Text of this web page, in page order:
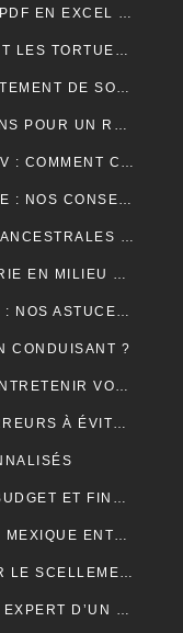
CONVERTIR UN RELEVÉ BANCAIRE PDF EN EXCEL : UNE ÉTAPE CLÉ POUR MIEUX GÉRER SES FINANCES
LES ERREURS À ÉVITER EN VISITANT LES TORTUES D’AKUMAL
POURQUOI LA RÉSINE EST LE REVÊTEMENT DE SOL IDÉAL EN USINE ?
LES DIFFÉRENTS TYPES DE FINITIONS POUR UN RAVALEMENT DE FAÇADE RÉUSSI
SÉLECTION DES ABONNEMENTS IPTV : COMMENT CHOISIR L’OFFRE QUI VOUS CORRESPOND ?
PHOTOS DE GROSSESSE À DOMICILE : NOS CONSEILS POUR UNE SÉANCE INTIMISTE RÉUSSIE !
LES TECHNIQUES DE MAÇONNERIE ANCESTRALES REVISITÉES
LES CHALLENGES DE LA MAÇONNERIE EN MILIEU URBAIN
GAGNER DE LA CRYPTO EN JOUANT : NOS ASTUCES ET PIÈGES À ÉVITER !
CONDUISANT ?
PEINTURE SUR TUILE : COMMENT ENTRETENIR VOTRE TOITURE APRÈS L’APPLICATION ?
CHANGEMENT DE TOITURE : LES ERREURS À ÉVITER
RÉNOVATION DE MAISON TOTALE : BUDGET ET FINANCEMENT
ISLA MUJERES : TRÉSOR CACHÉ DU MEXIQUE ENTRE PLAGES DE RÊVE ET AVENTURES TROPICALES
LES CRITÈRES DE SÉLECTION POUR LE SCELLEMENT DE TUILE DE RIVE
L’AMÉNAGEMENT PAYSAGER : L’ŒIL EXPERT D’UN JARDINIER